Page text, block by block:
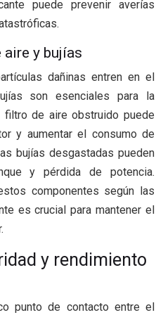
puede prevenir averías
y bujías
dañinas entren en el
son esenciales para la
filtro de aire obstruido puede
y aumentar el consumo de
bujías desgastadas pueden
y pérdida de potencia.
componentes según las
es crucial para mantener el
y rendimiento
punto de contacto entre el